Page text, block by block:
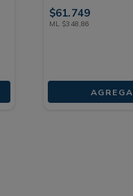
$61.749
ML $348,86